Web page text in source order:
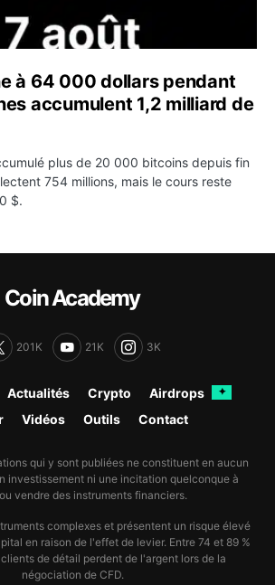
à 64 000 dollars pendant
accumulent 1,2 milliard de
plus de 20 000 bitcoins depuis fin
754 millions, mais le cours reste
$.
Coin Academy
201K 21K 3K
Actualités Crypto Airdrops ✦
Vidéos Outils Contact
qui y sont publiées ne constituent en aucun
investissement ni une incitation quelconque à
vendre des instruments financiers.
complexes et présentent un risque élevé
en raison de l'effet de levier. Entre 74 et 89 %
de détail perdent de l'argent lors de la
négociation de CFD.